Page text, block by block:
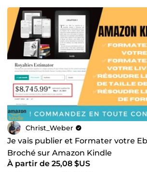
Christ_Weber
Je vais publier et Formater votre
Broché sur Amazon Kindle
À partir de 25,08 $US